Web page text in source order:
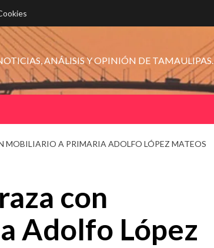
ANÁLISIS Y OPINIÓN DE TAMAULIPAS.
MOBILIARIO A PRIMARIA ADOLFO LÓPEZ MATEOS
con
Adolfo López